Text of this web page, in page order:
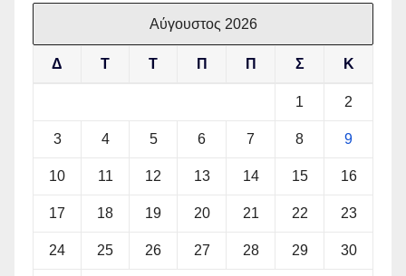
Αύγουστος 2026
Δ Τ Τ Π Π Σ Κ
1 2
3 4 5 6 7 8 9
10 11 12 13 14 15 16
17 18 19 20 21 22 23
24 25 26 27 28 29 30